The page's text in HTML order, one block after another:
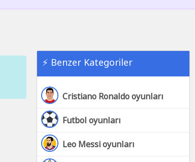
⚡ Benzer Kategoriler
Cristiano Ronaldo oyunları
Futbol oyunları
Leo Messi oyunları